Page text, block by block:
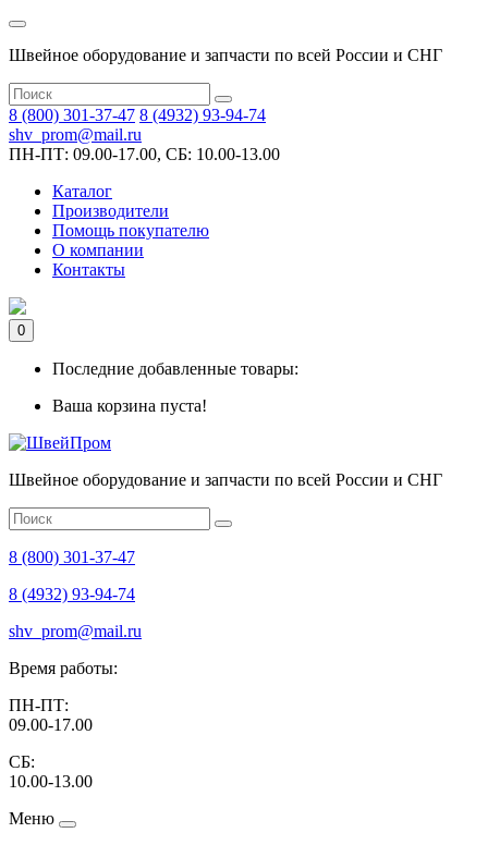
Швейное оборудование и запчасти по всей России и СНГ
8 (800) 301-37-47 8 (4932) 93-94-74
shv_prom@mail.ru
ПН-ПТ: 09.00-17.00, СБ: 10.00-13.00
Каталог
Производители
Помощь покупателю
О компании
Контакты
0
Последние добавленные товары:
Ваша корзина пуста!
Швейное оборудование и запчасти по всей России и СНГ
8 (800) 301-37-47
8 (4932) 93-94-74
shv_prom@mail.ru
Время работы:
ПН-ПТ:
09.00-17.00
СБ:
10.00-13.00
Меню